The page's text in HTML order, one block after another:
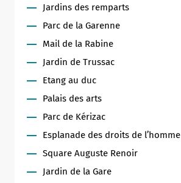
Jardins des remparts
Parc de la Garenne
Mail de la Rabine
Jardin de Trussac
Etang au duc
Palais des arts
Parc de Kérizac
Esplanade des droits de l’homme
Square Auguste Renoir
Jardin de la Gare